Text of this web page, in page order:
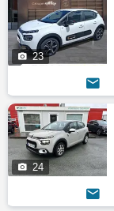
 23

 24
